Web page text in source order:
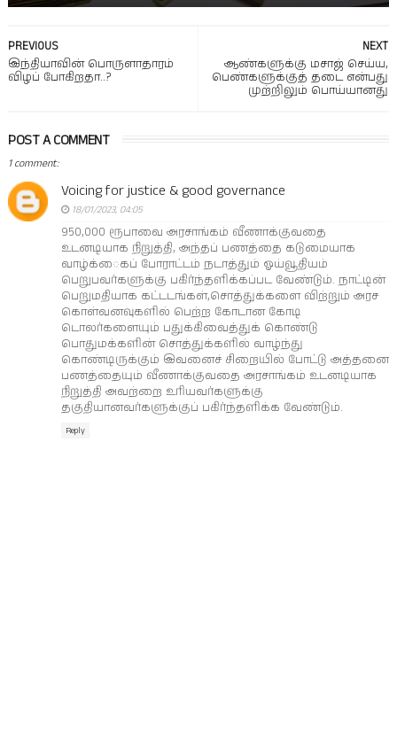
NEXT
ஆண்களுக்கு மசாஜ் செய்ய,
பெண்களுக்குத் தடை என்பது
முற்றிலும் பொய்யானது
PREVIOUS
இந்தியாவின் பொருளாதாரம்
விழப் போகிறதா..?
POST A COMMENT
1 comment:
Voicing for justice & good governance
18/01/2023, 04:05
950,000 ரூபாவை அரசாங்கம் வீணாக்குவதை
உடனடியாக நிறுத்தி, அந்தப் பணத்தை கடுமையாக
வாழ்க்ைகப் போராட்டம் நடாத்தும் ஓய்வூதியம்
பெறுபவர்களுக்கு பகிர்ந்தளிக்கப்பட வேண்டும். நாட்டின்
பெறுமதியாக கட்டடங்கள்,சொத்துக்களை விற்றும் அரச
கொள்வனவுகளில் பெற்ற கோடான கோடி
டொலர்களையும் பதுக்கிவைத்துக் கொண்டு
பொதுமக்களின் சொத்துக்களில் வாழ்ந்து
கொண்டிருக்கும் இவனைச் சிறையில் போட்டு அத்தனை
பணத்தையும் வீணாக்குவதை அரசாங்கம் உடனடியாக
நிறுத்தி அவற்றை உரியவர்களுக்கு
தகுதியானவர்களுக்குப் பகிர்ந்தளிக்க வேண்டும்.
Reply